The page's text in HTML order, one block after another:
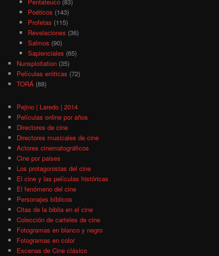
Poéticos (143)
Profetas (115)
Revelaciones (36)
Salmos (90)
Sapienciales (65)
Nunsploitation (35)
Películas eróticas (72)
TORÁ (88)
Pejino | Laredo | 2014
Películas online por años
Directores de cine
Directores musicales de cine
Actores cinematográficos
Cine por paises
Los protagonistas del cine
El cine y las películas históricas
El fenómeno del cine
Personajes bíblicos
Citas de la biblia en el cine
Colección de carteles de cine
Fotogramas en blanco y negro
Fotogramas en color
Escenas de Cine clásico